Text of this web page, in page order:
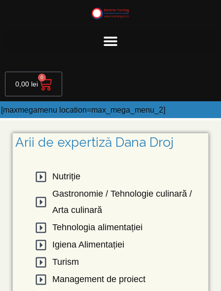
0,00 lei
0
Cart
[maxmegamenu location=max_mega_menu_2]
Arii de expertiză Dana Droj
Nutriție
Gastronomie / Tehnologie culinară /
Arta culinară
Tehnologia alimentației
Igiena Alimentației
Turism
Management de proiect